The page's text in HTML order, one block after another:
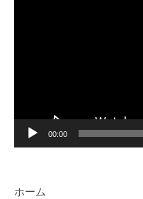
00:00
ホーム